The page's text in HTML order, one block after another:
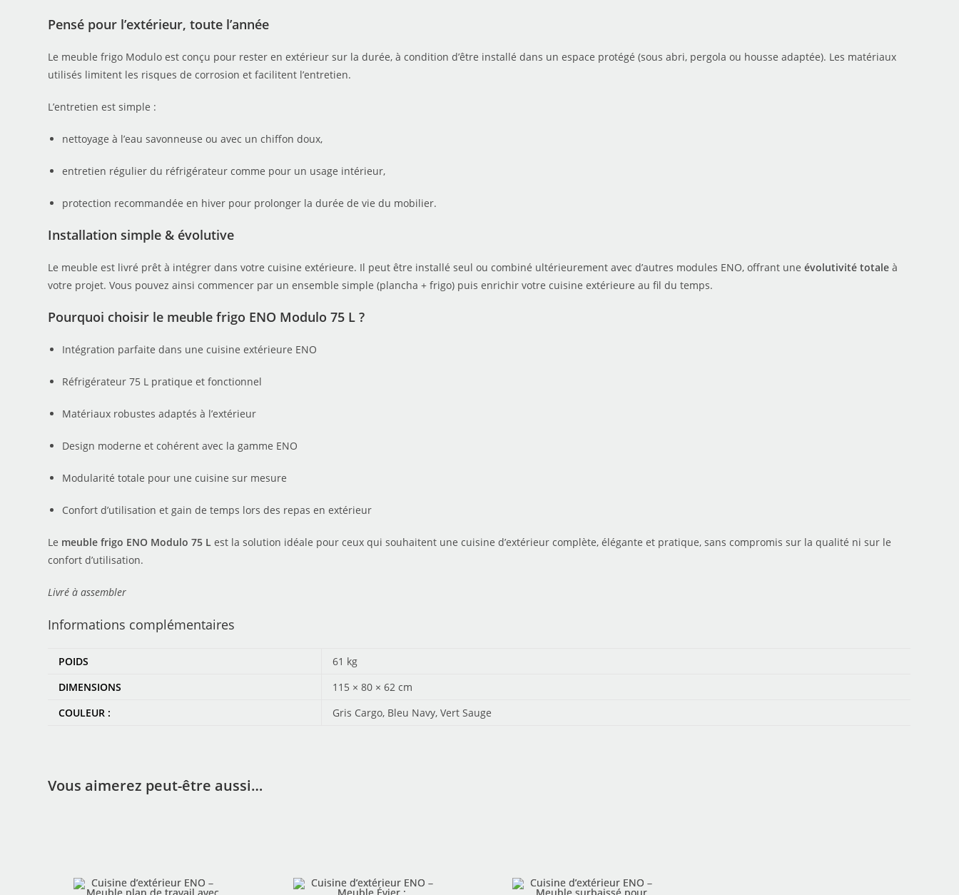
Pensé pour l’extérieur, toute l’année
Le meuble frigo Modulo est conçu pour rester en extérieur sur la durée, à condition d’être installé dans un espace protégé (sous abri, pergola ou housse adaptée). Les matériaux
utilisés limitent les risques de corrosion et facilitent l’entretien.
L’entretien est simple :
nettoyage à l’eau savonneuse ou avec un chiffon doux,
entretien régulier du réfrigérateur comme pour un usage intérieur,
protection recommandée en hiver pour prolonger la durée de vie du mobilier.
Installation simple & évolutive
Le meuble est livré prêt à intégrer dans votre cuisine extérieure. Il peut être installé seul ou combiné ultérieurement avec d’autres modules ENO, offrant uneévolutivité totale à
votre projet. Vous pouvez ainsi commencer par un ensemble simple (plancha + frigo) puis enrichir votre cuisine extérieure au fil du temps.
Pourquoi choisir le meuble frigo ENO Modulo 75 L ?
Intégration parfaite dans une cuisine extérieure ENO
Réfrigérateur 75 L pratique et fonctionnel
Matériaux robustes adaptés à l’extérieur
Design moderne et cohérent avec la gamme ENO
Modularité totale pour une cuisine sur mesure
Confort d’utilisation et gain de temps lors des repas en extérieur
Le meuble frigo ENO Modulo 75 L est la solution idéale pour ceux qui souhaitent une cuisine d’extérieur complète, élégante et pratique, sans compromis sur la qualité ni sur le
confort d’utilisation.
Livré à assembler
Informations complémentaires
POIDS
61 kg
DIMENSIONS
115 × 80 × 62 cm
COULEUR :
Gris Cargo, Bleu Navy, Vert Sauge
Vous aimerez peut-être aussi…